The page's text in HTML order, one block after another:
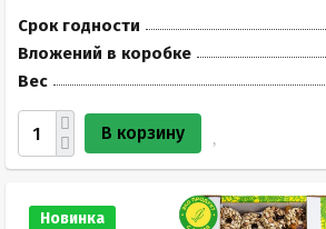
Срок годности
Вложений в коробке
Вес
В корзину
Новинка